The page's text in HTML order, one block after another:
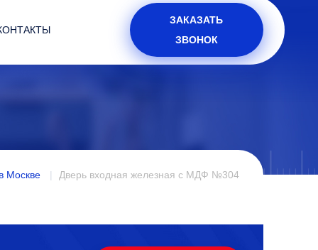
ЗАКАЗАТЬ
ЗВОНОК
Москве Дверь входная железная с МДФ №304